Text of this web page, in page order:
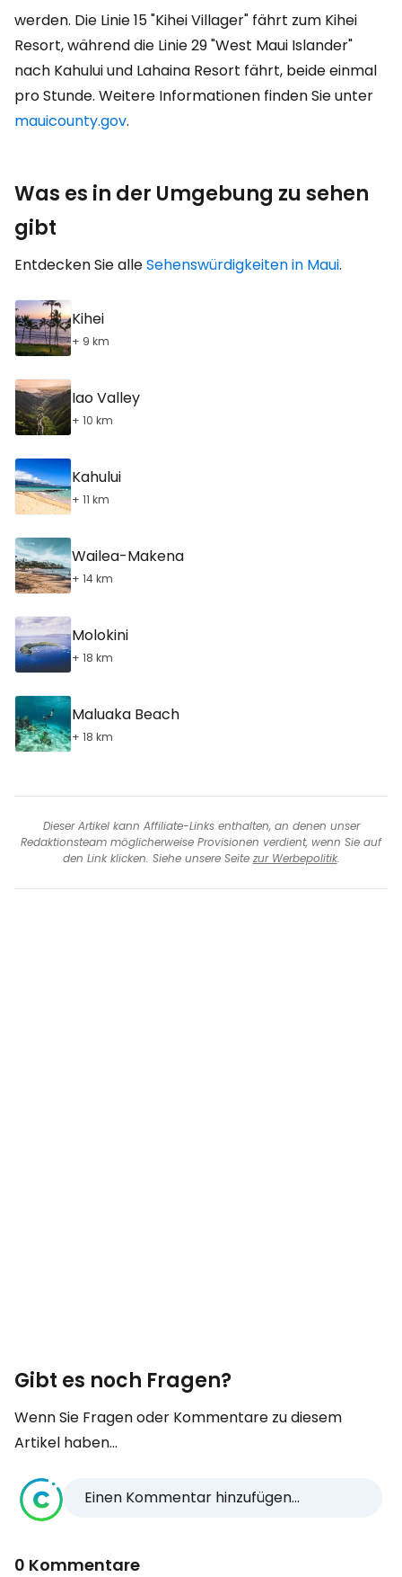
werden. Die Linie 15 "Kihei Villager" fährt zum Kihei
Resort, während die Linie 29 "West Maui Islander"
nach Kahului und Lahaina Resort fährt, beide einmal
pro Stunde. Weitere Informationen finden Sie unter
mauicounty.gov.
Was es in der Umgebung zu sehen
gibt
Entdecken Sie alleSehenswürdigkeiten in Maui.
Kihei
+ 9 km
Iao Valley
+ 10 km
Kahului
+ 11 km
Wailea-Makena
+ 14 km
Molokini
+ 18 km
Maluaka Beach
+ 18 km
Dieser Artikel kann Affiliate-Links enthalten, an denen unser
Redaktionsteam möglicherweise Provisionen verdient, wenn Sie auf
den Link klicken. Siehe unsere Seite zur Werbepolitik.
Gibt es noch Fragen?
Wenn Sie Fragen oder Kommentare zu diesem
Artikel haben...
Einen Kommentar hinzufügen...
0 Kommentare